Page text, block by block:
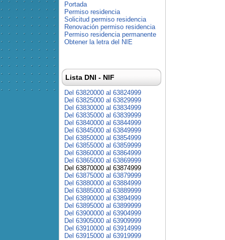
Portada
Permiso residencia
Solicitud permiso residencia
Renovación permiso residencia
Permiso residencia permanente
Obtener la letra del NIE
Lista DNI - NIF
Del 63820000 al 63824999
Del 63825000 al 63829999
Del 63830000 al 63834999
Del 63835000 al 63839999
Del 63840000 al 63844999
Del 63845000 al 63849999
Del 63850000 al 63854999
Del 63855000 al 63859999
Del 63860000 al 63864999
Del 63865000 al 63869999
Del 63870000 al 63874999
Del 63875000 al 63879999
Del 63880000 al 63884999
Del 63885000 al 63889999
Del 63890000 al 63894999
Del 63895000 al 63899999
Del 63900000 al 63904999
Del 63905000 al 63909999
Del 63910000 al 63914999
Del 63915000 al 63919999